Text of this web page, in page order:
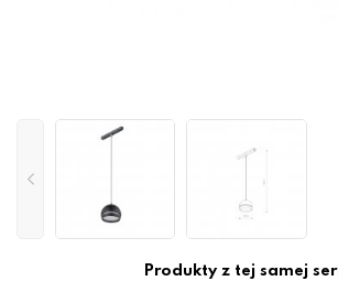
Produkty z tej samej